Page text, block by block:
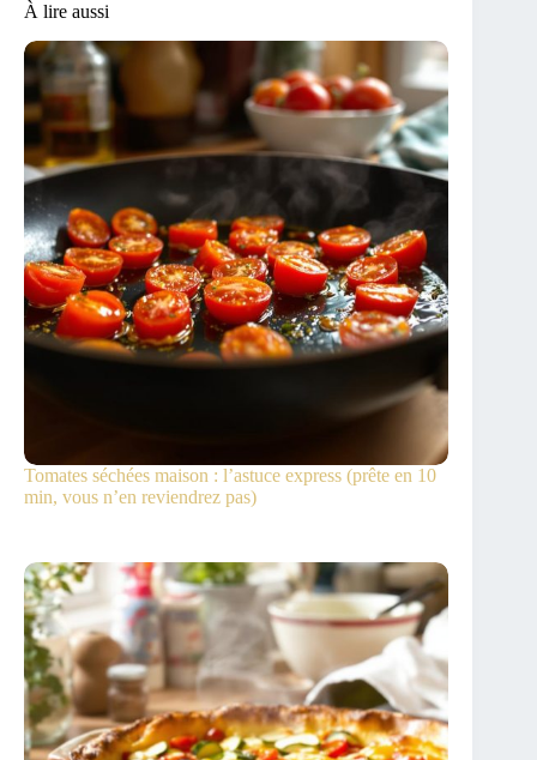
À lire aussi
Tomates séchées maison : l’astuce express (prête en 10
min, vous n’en reviendrez pas)